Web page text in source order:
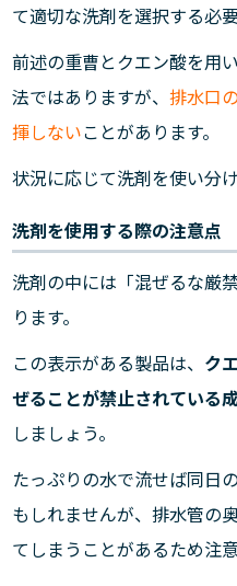
て適切な洗剤を選択する必
前述の重曹とクエン酸を用
法ではありますが、排水口
揮しないことがあります。
状況に応じて洗剤を使い分
洗剤を使用する際の注意点
洗剤の中には「混ぜるな厳
ります。
この表示がある製品は、 ク
ぜることが禁止されている
しましょう。
たっぷりの水で流せば同日
もしれませんが、排水管の
てしまうことがあるため注